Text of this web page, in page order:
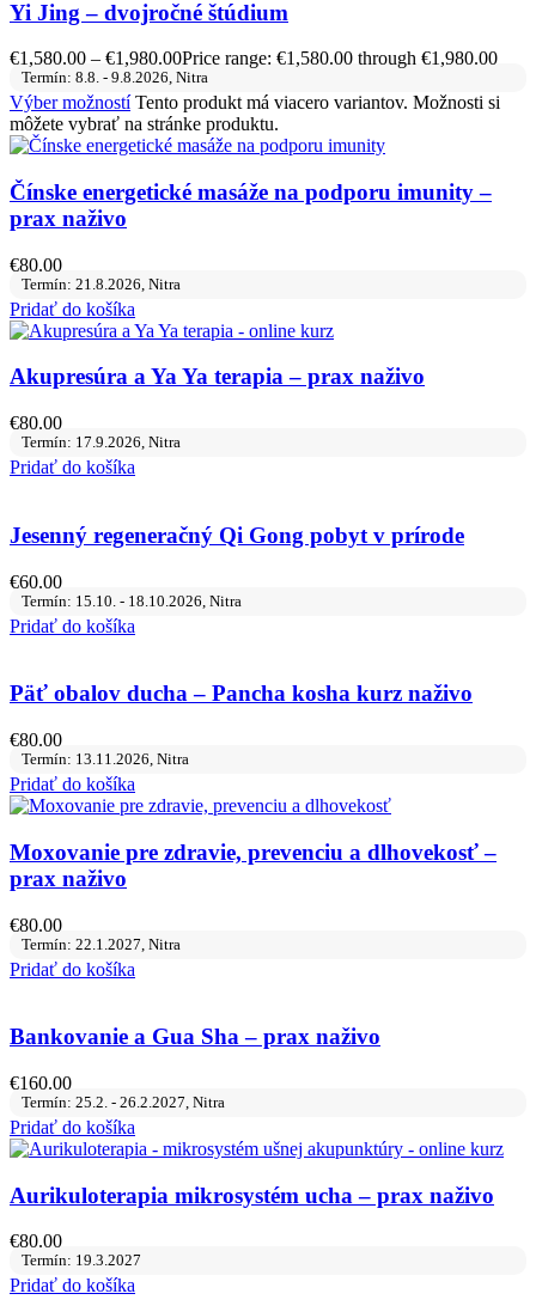
Yi Jing – dvojročné štúdium
€1,580.00 – €1,980.00Price range: €1,580.00 through €1,980.00
Termín: 8.8. - 9.8.2026, Nitra
Výber možnostíTento produkt má viacero variantov. Možnosti si
môžete vybrať na stránke produktu.
Čínske energetické masáže na podporu imunity –
prax naživo
€80.00
Termín: 21.8.2026, Nitra
Pridať do košíka
Akupresúra a Ya Ya terapia – prax naživo
€80.00
Termín: 17.9.2026, Nitra
Pridať do košíka
Jesenný regeneračný Qi Gong pobyt v prírode
€60.00
Termín: 15.10. - 18.10.2026, Nitra
Pridať do košíka
Päť obalov ducha – Pancha kosha kurz naživo
€80.00
Termín: 13.11.2026, Nitra
Pridať do košíka
Moxovanie pre zdravie, prevenciu a dlhovekosť –
prax naživo
€80.00
Termín: 22.1.2027, Nitra
Pridať do košíka
Bankovanie a Gua Sha – prax naživo
€160.00
Termín: 25.2. - 26.2.2027, Nitra
Pridať do košíka
Aurikuloterapia mikrosystém ucha – prax naživo
€80.00
Termín: 19.3.2027
Pridať do košíka